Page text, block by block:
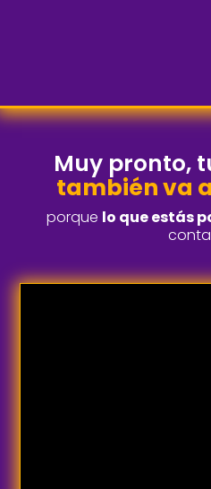
Muy pronto,
también va
porque lo que estás